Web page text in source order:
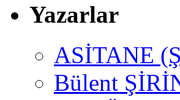
Yazarlar
ASİTANE
Bülent